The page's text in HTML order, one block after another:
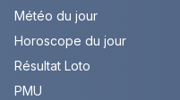
Météo du jour
Horoscope du jour
Résultat Loto
PMU